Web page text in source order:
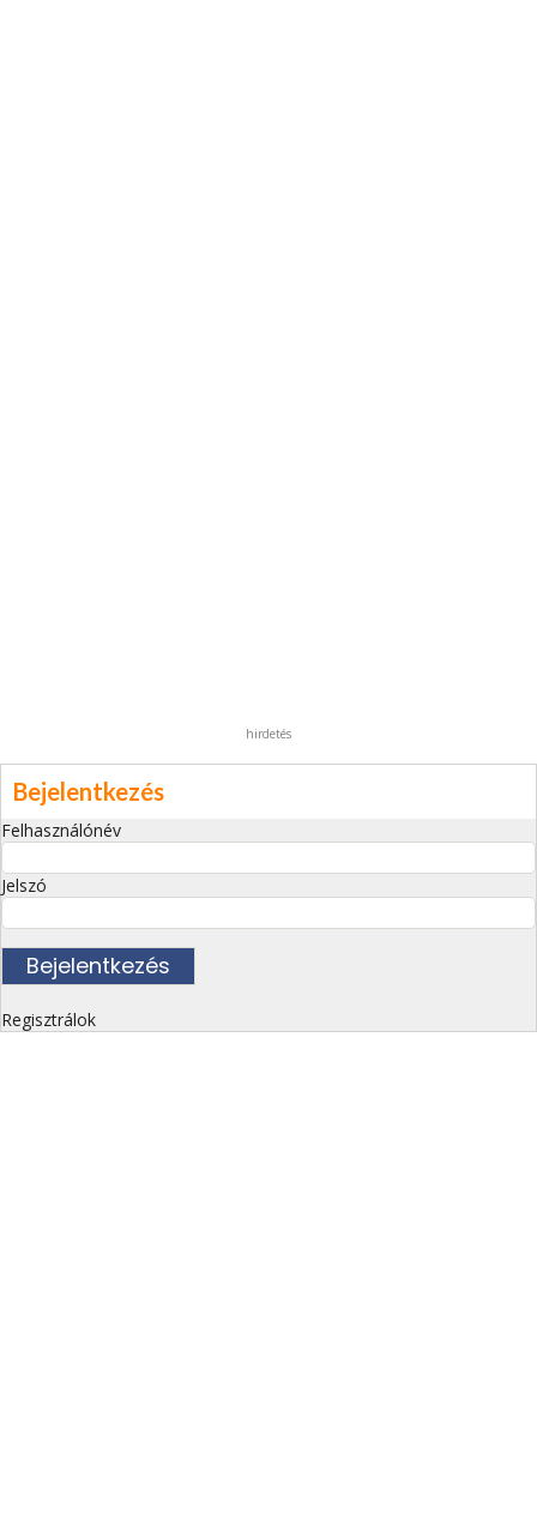
hirdetés
Bejelentkezés
Felhasználónév
Jelszó
Regisztrálok